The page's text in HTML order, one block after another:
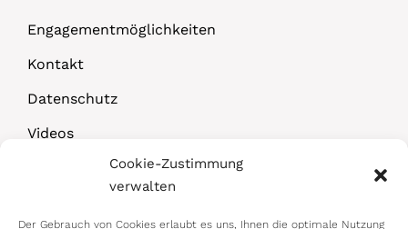
Cookie-Zustimmung
verwalten
Der Gebrauch von Cookies erlaubt es uns, Ihnen die optimale Nutzung
Engagementmöglichkeiten
Kontakt
Datenschutz
Videos